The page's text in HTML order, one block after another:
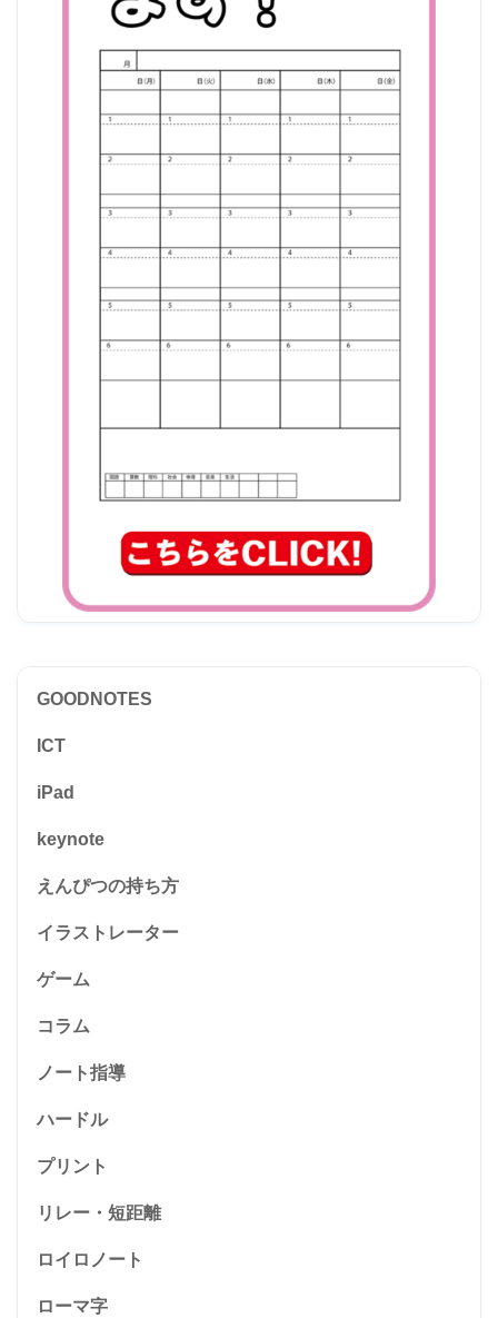
GOODNOTES
ICT
iPad
keynote
えんぴつの持ち方
イラストレーター
ゲーム
コラム
ノート指導
ハードル
プリント
リレー・短距離
ロイロノート
ローマ字